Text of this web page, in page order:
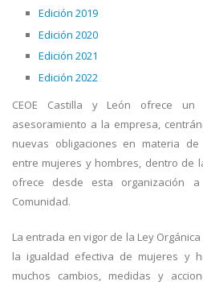
Edición 2019
Edición 2020
Edición 2021
Edición 2022
CEOE Castilla y León ofrece
asesoramiento a la empresa,
nuevas obligaciones en materia
entre mujeres y hombres, dentro de
ofrece desde esta organización
Comunidad.
La entrada en vigor de la Ley
la igualdad efectiva de mujeres y
muchos cambios, medidas y